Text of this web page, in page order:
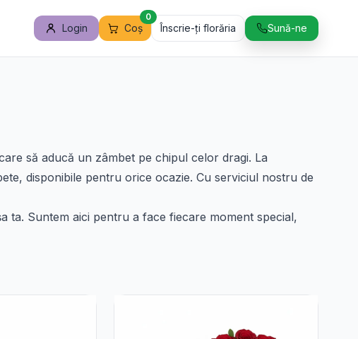
Login Coș
0
Înscrie-ți florăria Sună-ne
să aducă un zâmbet pe chipul celor dragi. La
disponibile pentru orice ocazie. Cu serviciul nostru de
ta. Suntem aici pentru a face fiecare moment special,